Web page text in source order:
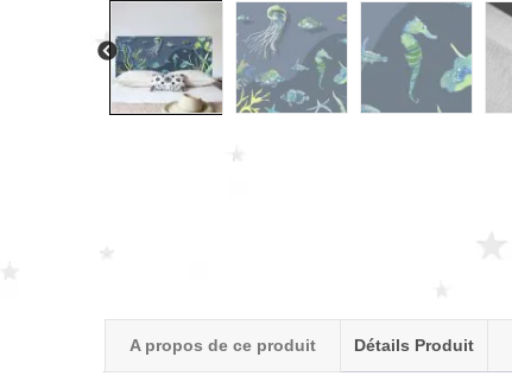
A propos de ce produit Détails Produit